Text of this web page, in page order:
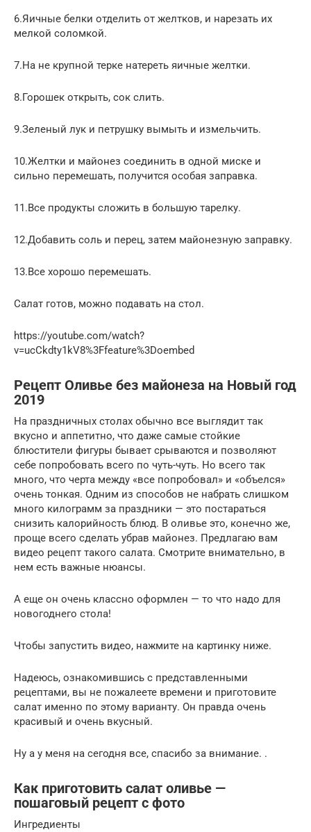
6.Яичные белки отделить от желтков, и нарезать их
мелкой соломкой.
7.На не крупной терке натереть яичные желтки.
8.Горошек открыть, сок слить.
9.Зеленый лук и петрушку вымыть и измельчить.
10.Желтки и майонез соединить в одной миске и
сильно перемешать, получится особая заправка.
11.Все продукты сложить в большую тарелку.
12.Добавить соль и перец, затем майонезную заправку.
13.Все хорошо перемешать.
Салат готов, можно подавать на стол.
https://youtube.com/watch?
v=ucCkdty1kV8%3Ffeature%3Doembed
Рецепт Оливье без майонеза на Новый год
2019
На праздничных столах обычно все выглядит так
вкусно и аппетитно, что даже самые стойкие
блюстители фигуры бывает срываются и позволяют
себе попробовать всего по чуть-чуть. Но всего так
много, что черта между «все попробовал» и «объелся»
очень тонкая. Одним из способов не набрать слишком
много килограмм за праздники — это постараться
снизить калорийность блюд. В оливье это, конечно же,
проще всего сделать убрав майонез. Предлагаю вам
видео рецепт такого салата. Смотрите внимательно, в
нем есть важные нюансы.
А еще он очень классно оформлен — то что надо для
новогоднего стола!
Чтобы запустить видео, нажмите на картинку ниже.
Надеюсь, ознакомившись с представленными
рецептами, вы не пожалеете времени и приготовите
салат именно по этому варианту. Он правда очень
красивый и очень вкусный.
Ну а у меня на сегодня все, спасибо за внимание. .
Как приготовить салат оливье —
пошаговый рецепт с фото
Ингредиенты